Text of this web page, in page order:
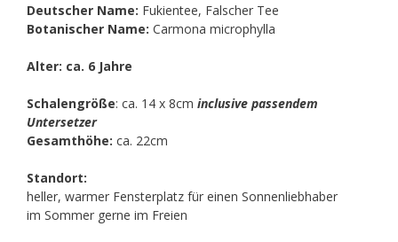
Deutscher Name: Fukientee, Falscher Tee
Botanischer Name: Carmona microphylla
Alter: ca. 6 Jahre
Schalengröße: ca. 14 x 8cm inclusive passendem
Untersetzer
Gesamthöhe: ca. 22cm
Standort:
heller, warmer Fensterplatz für einen Sonnenliebhaber
im Sommer gerne im Freien